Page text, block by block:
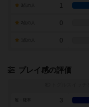
1
0
0
プレイ感の評価
3